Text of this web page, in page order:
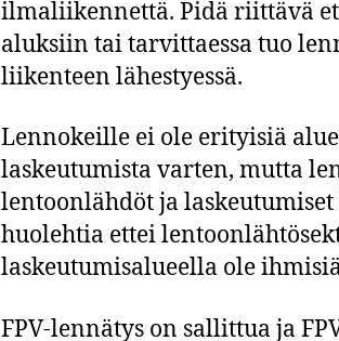
ilmaliikennettä. Pidä riittävä
aluksiin tai tarvittaessa tuo
liikenteen lähestyessä.
Lennokeille ei ole erityisiä
laskeutumista varten, mutta
lentoonlähdöt ja
huolehtia ettei
laskeutumisalueella ole
FPV-lennätys on sallittua ja